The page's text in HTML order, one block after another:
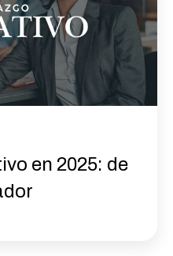
en 2025: de